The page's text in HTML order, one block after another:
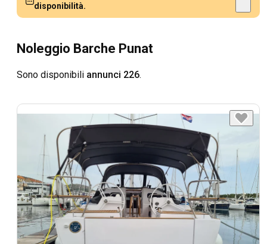
disponibilità.
Noleggio Barche Punat
Sono disponibili annunci 226.